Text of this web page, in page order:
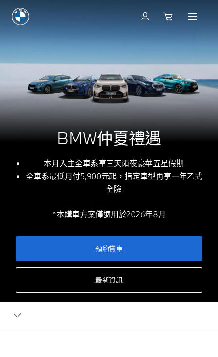
BMW仲夏禮遇
本月入主全車系享三天兩夜豪華五星假期
全車系最低月付5,900元起，指定車型再享一年乙式
全險
*本購車方案僅適用於2026年8月
預約賞車
最新資訊